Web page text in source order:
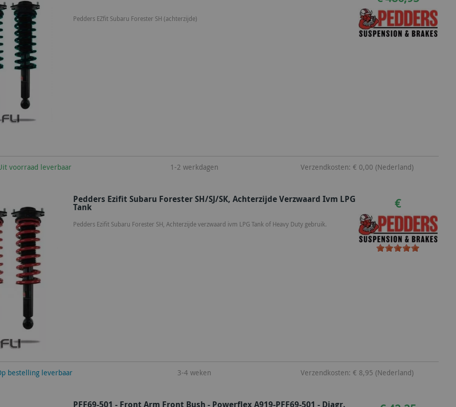
Pedders EZfit Subaru Forester SH (achterzijde)
voorraad leverbaar 1-2 werkdagen Verzendkosten: € 0,00 (Nederland)
Pedders Ezifit Subaru Forester SH/SJ/SK, Achterzijde Verzwaard Ivm LPG
Tank
Pedders Ezifit Subaru Forester SH, Achterzijde verzwaard ivm LPG Tank of Heavy Duty gebruik.
€
bestelling leverbaar 3-4 weken Verzendkosten: € 8,95 (Nederland)
PFF69-501 - Front Arm Front Bush - Powerflex A919-PFF69-501 - Diagr.